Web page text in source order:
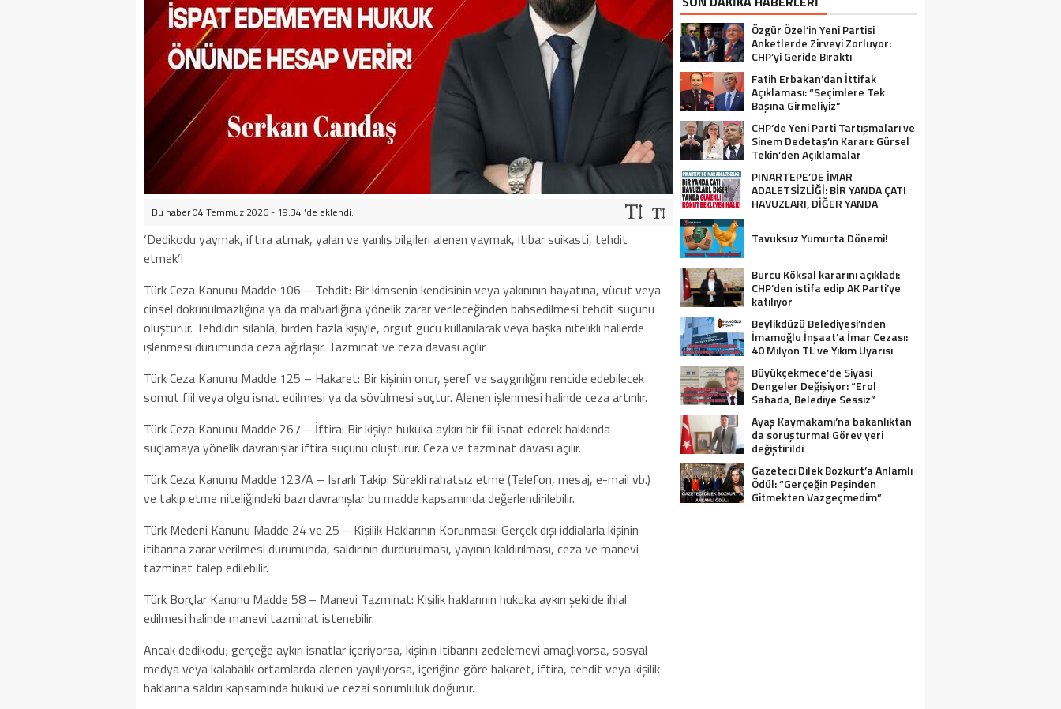
Bu haber 04 Temmuz 2026 - 19:34 'de eklendi.
‘Dedikodu yaymak, iftira atmak, yalan ve yanlış bilgileri alenen yaymak, itibar suikasti, tehdit
etmek’!
Türk Ceza Kanunu Madde 106 – Tehdit: Bir kimsenin kendisinin veya yakınının hayatına, vücut veya
cinsel dokunulmazlığına ya da malvarlığına yönelik zarar verileceğinden bahsedilmesi tehdit suçunu
oluşturur. Tehdidin silahla, birden fazla kişiyle, örgüt gücü kullanılarak veya başka nitelikli hallerde
işlenmesi durumunda ceza ağırlaşır. Tazminat ve ceza davası açılır.
Türk Ceza Kanunu Madde 125 – Hakaret: Bir kişinin onur, şeref ve saygınlığını rencide edebilecek
somut fiil veya olgu isnat edilmesi ya da sövülmesi suçtur. Alenen işlenmesi halinde ceza artırılır.
Türk Ceza Kanunu Madde 267 – İftira: Bir kişiye hukuka aykırı bir fiil isnat ederek hakkında
suçlamaya yönelik davranışlar iftira suçunu oluşturur. Ceza ve tazminat davası açılır.
Türk Ceza Kanunu Madde 123/A – Israrlı Takip: Sürekli rahatsız etme (Telefon, mesaj, e-mail vb.)
ve takip etme niteliğindeki bazı davranışlar bu madde kapsamında değerlendirilebilir.
Türk Medeni Kanunu Madde 24 ve 25 – Kişilik Haklarının Korunması: Gerçek dışı iddialarla kişinin
itibarına zarar verilmesi durumunda, saldırının durdurulması, yayının kaldırılması, ceza ve manevi
tazminat talep edilebilir.
Türk Borçlar Kanunu Madde 58 – Manevi Tazminat: Kişilik haklarının hukuka aykırı şekilde ihlal
edilmesi halinde manevi tazminat istenebilir.
Ancak dedikodu; gerçeğe aykırı isnatlar içeriyorsa, kişinin itibarını zedelemeyi amaçlıyorsa, sosyal
medya veya kalabalık ortamlarda alenen yayılıyorsa, içeriğine göre hakaret, iftira, tehdit veya kişilik
haklarına saldırı kapsamında hukuki ve cezai sorumluluk doğurur.
Özgür Özel’in Yeni Partisi
Anketlerde Zirveyi Zorluyor:
CHP’yi Geride Bıraktı
Fatih Erbakan’dan İttifak
Açıklaması: “Seçimlere Tek
Başına Girmeliyiz”
CHP’de Yeni Parti Tartışmaları ve
Sinem Dedetaş’ın Kararı: Gürsel
Tekin’den Açıklamalar
PINARTEPE’DE İMAR
ADALETSİZLİĞİ: BİR YANDA ÇATI
HAVUZLARI, DİĞER YANDA
Tavuksuz Yumurta Dönemi!
Burcu Köksal kararını açıkladı:
CHP’den istifa edip AK Parti’ye
katılıyor
Beylikdüzü Belediyesi’nden
İmamoğlu İnşaat’a İmar Cezası:
40 Milyon TL ve Yıkım Uyarısı
Büyükçekmece’de Siyasi
Dengeler Değişiyor: “Erol
Sahada, Belediye Sessiz”
Ayaş Kaymakamı’na bakanlıktan
da soruşturma! Görev yeri
değiştirildi
Gazeteci Dilek Bozkurt’a Anlamlı
Ödül: “Gerçeğin Peşinden
Gitmekten Vazgeçmedim”